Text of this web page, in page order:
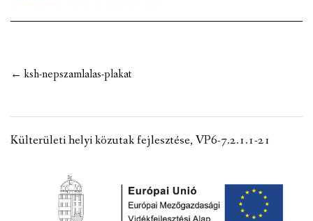
HIRDETMÉNYEK
Post
← ksh-nepszamlalas-plakat
Külterületi helyi közutak fejlesztése, VP6-7.2.1.1-21